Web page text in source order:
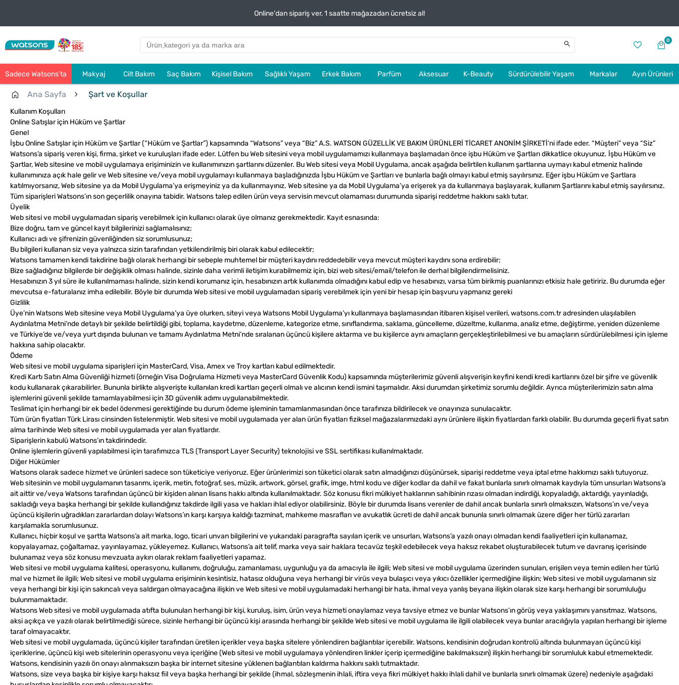
Online'dan sipariş ver, 1 saatte mağazadan ücretsiz al!
0
Sadece Watsons’ta Makyaj Cilt Bakım Saç Bakım Kişisel Bakım Sağlıklı Yaşam Erkek Bakım Parfüm Aksesuar K-Beauty Sürdürülebilir Yaşam Markalar Ayın Ürünleri
Ana Sayfa Şart ve Koşullar
Kullanım Koşulları
Online Satışlar için Hüküm ve Şartlar
Genel
İşbu Online Satışlar için Hüküm ve Şartlar(“Hüküm ve Şartlar”) kapsamında “Watsons” veya “Biz” A.S. WATSON GÜZELLİK VE BAKIM ÜRÜNLERİ TİCARET ANONİM ŞİRKETİ’ni ifade eder. “Müşteri” veya “Siz”
Watsons’a sipariş veren kişi, firma, şirket ve kuruluşları ifade eder. Lütfen bu Web sitesini veya mobil uygulamamızı kullanmaya başlamadan önce işbu Hüküm ve Şartları dikkatlice okuyunuz. İşbu Hüküm ve
Şartlar, Web sitesine ve mobil uygulamaya erişiminizin ve kullanımınızın şartlarını düzenler. Bu Web sitesi veya Mobil Uygulama, ancak aşağıda belirtilen kullanım şartlarına uymayı kabul etmeniz halinde
kullanımınıza açık hale gelir ve Web sitesine ve/veya mobil uygulamayı kullanmaya başladığınızda İşbu Hüküm ve Şartları ve bunlarla bağlı olmayı kabul etmiş sayılırsınız. Eğer işbu Hüküm ve Şartlara
katılmıyorsanız, Web sitesine ya da Mobil Uygulama’ya erişmeyiniz ya da kullanmayınız. Web sitesine ya da Mobil Uygulama’ya erişerek ya da kullanmaya başlayarak, kullanım Şartlarını kabul etmiş sayılırsınız.
Tüm siparişleri Watsons’ın son geçerlilik onayına tabidir. Watsons talep edilen ürün veya servisin mevcut olamaması durumunda siparişi reddetme hakkını saklı tutar.
Üyelik
Web sitesi ve mobil uygulamadan sipariş verebilmek için kullanıcı olarak üye olmanız gerekmektedir. Kayıt esnasında:
Bize doğru, tam ve güncel kayıt bilgilerinizi sağlamalısınız;
Kullanıcı adı ve şifrenizin güvenliğinden siz sorumlusunuz;
Bu bilgileri kullanan siz veya yalnızca sizin tarafından yetkilendirilmiş biri olarak kabul edilecektir;
Watsons tamamen kendi takdirine bağlı olarak herhangi bir sebeple muhtemel bir müşteri kaydını reddedebilir veya mevcut müşteri kaydını sona erdirebilir;
Bize sağladığınız bilgilerde bir değişiklik olması halinde, sizinle daha verimli iletişim kurabilmemiz için, bizi web sitesi/email/telefon ile derhal bilgilendirmelisiniz.
Hesabınızın 3 yıl süre ile kullanılmaması halinde, sizin kendi korumanız için, hesabınızın artık kullanımda olmadığını kabul edip ve hesabınızı, varsa tüm birikmiş puanlarınızı etkisiz hale getiririz. Bu durumda eğer
mevcutsa e-faturalanız imha edilebilir. Böyle bir durumda Web sitesi ve mobil uygulamadan sipariş verebilmek için yeni bir hesap için başvuru yapmanız gereki
Gizlilik
Üye’nin Watsons Web sitesine veya Mobil Uygulama’ya üye olurken, siteyi veya Watsons Mobil Uygulama’yı kullanmaya başlamasından itibaren kişisel verileri, watsons.com.tr adresinden ulaşılabilen
Aydınlatma Metni’nde detaylı bir şekilde belirtildiği gibi, toplama, kaydetme, düzenleme, kategorize etme, sınıflandırma, saklama, güncelleme, düzeltme, kullanma, analiz etme, değiştirme, yeniden düzenleme
ve Türkiye’de ve/veya yurt dışında bulunan ve tamamı Aydınlatma Metni’nde sıralanan üçüncü kişilere aktarma ve bu kişilerce aynı amaçların gerçekleştirilebilmesi ve bu amaçların sürdürülebilmesi için işleme
hakkına sahip olacaktır.
Ödeme
Web sitesi ve mobil uygulama siparişleri için MasterCard, Visa, Amex ve Troy kartları kabul edilmektedir.
Kredi Kartı Satın Alma Güvenliği hizmeti (örneğin Visa Doğrulama Hizmeti veya MasterCard Güvenlik Kodu) kapsamında müşterilerimiz güvenli alışverişin keyfini kendi kredi kartlarını özel bir şifre ve güvenlik
kodu kullanarak çıkarabilirler. Bununla birlikte alışverişte kullanılan kredi kartları geçerli olmalı ve alıcının kendi ismini taşımalıdır. Aksi durumdan şirketimiz sorumlu değildir. Ayrıca müşterilerimizin satın alma
işlemlerini güvenli şekilde tamamlayabilmesi için 3D güvenlik adımı uygulanabilmektedir.
Teslimat için herhangi bir ek bedel ödenmesi gerektiğinde bu durum ödeme işleminin tamamlanmasından önce tarafınıza bildirilecek ve onayınıza sunulacaktır.
Tüm ürün fiyatları Türk Lirası cinsinden listelenmiştir. Web sitesi ve mobil uygulamada yer alan ürün fiyatları fiziksel mağazalarımızdaki aynı ürünlere ilişkin fiyatlardan farklı olabilir. Bu durumda geçerli fiyat satın
alma tarihinde Web sitesi ve mobil uygulamada yer alan fiyatlardır.
Siparişlerin kabulü Watsons’ın takdirindedir.
Online işlemlerin güvenli yapılabilmesi için tarafımızca TLS (Transport Layer Security) teknolojisi ve SSL sertifikası kullanılmaktadır.
Diğer Hükümler
Watsons olarak sadece hizmet ve ürünleri sadece son tüketiciye veriyoruz. Eğer ürünlerimizi son tüketici olarak satın almadığınızı düşünürsek, siparişi reddetme veya iptal etme hakkımızı saklı tutuyoruz.
Web sitesinin ve mobil uygulamanın tasarımı, içerik, metin, fotoğraf, ses, müzik, artwork, görsel, grafik, imge, html kodu ve diğer kodlar da dahil ve fakat bunlarla sınırlı olmamak kaydıyla tüm unsurları Watsons’a
ait aittir ve/veya Watsons tarafından üçüncü bir kişiden alınan lisans hakkı altında kullanılmaktadır. Söz konusu fikri mülkiyet haklarının sahibinin rızası olmadan indirdiği, kopyaladığı, aktardığı, yayınladığı,
sakladığı veya başka herhangi bir şekilde kullandığınız takdirde ilgili yasa ve hakları ihlal ediyor olabilirsiniz. Böyle bir durumda lisans verenler de dahil ancak bunlarla sınırlı olmaksızın, Watsons’ın ve/veya
üçüncü kişilerin uğradıkları zararlardan dolayı Watsons’ın karşı karşıya kaldığı tazminat, mahkeme masrafları ve avukatlık ücreti de dahil ancak bununla sınırlı olmamak üzere diğer her türlü zararları
karşılamakla sorumlusunuz.
Kullanıcı, hiçbir koşul ve şartta Watsons’a ait marka, logo, ticari unvan bilgilerini ve yukarıdaki paragrafta sayılan içerik ve unsurları, Watsons’a yazılı onayı olmadan kendi faaliyetleri için kullanamaz,
kopyalayamaz, çoğaltamaz, yayınlayamaz, yükleyemez. Kullanıcı, Watsons’a ait telif, marka veya sair haklara tecavüz teşkil edebilecek veya haksız rekabet oluşturabilecek tutum ve davranış içerisinde
bulunamaz veya söz konusu mevzuata aykırı olarak reklam faaliyetleri yapamaz.
Web sitesi ve mobil uygulama kalitesi, operasyonu, kullanımı, doğruluğu, zamanlaması, uygunluğu ya da amacıyla ile ilgili; Web sitesi ve mobil uygulama üzerinden sunulan, erişilen veya temin edilen her türlü
mal ve hizmet ile ilgili; Web sitesi ve mobil uygulama erişiminin kesintisiz, hatasız olduğuna veya herhangi bir virüs veya bulaşıcı veya yıkıcı özellikler içermediğine ilişkin; Web sitesi ve mobil uygulamanın siz
veya herhangi bir kişi için sakıncalı veya saldırgan olmayacağına ilişkin ve Web sitesi ve mobil uygulamadaki herhangi bir hata, ihmal veya yanlış beyana ilişkin olarak size karşı herhangi bir sorumluluğu
bulunmamaktadır.
Watsons Web sitesi ve mobil uygulamada atıfta bulunulan herhangi bir kişi, kuruluş, isim, ürün veya hizmeti onaylamaz veya tavsiye etmez ve bunlar Watsons’ın görüş veya yaklaşımını yansıtmaz. Watsons,
aksi açıkça ve yazılı olarak belirtilmediği sürece, sizinle herhangi bir üçüncü kişi arasında herhangi bir şekilde Web sitesi ve mobil uygulama ile ilgili olabilecek veya bunlar aracılığıyla yapılan herhangi bir işleme
taraf olmayacaktır.
Web sitesi ve mobil uygulamada, üçüncü kişiler tarafından üretilen içerikler veya başka sitelere yönlendiren bağlantılar içerebilir. Watsons, kendisinin doğrudan kontrolü altında bulunmayan üçüncü kişi
içeriklerine, üçüncü kişi web sitelerinin operasyonu veya içeriğine (Web sitesi ve mobil uygulamaya yönlendiren linkler içerip içermediğine bakılmaksızın) ilişkin herhangi bir sorumluluk kabul etmemektedir.
Watsons, kendisinin yazılı ön onayı alınmaksızın başka bir internet sitesine yüklenen bağlantıları kaldırma hakkını saklı tutmaktadır.
Watsons, size veya başka bir kişiye karşı haksız fiil veya başka herhangi bir şekilde (ihmal, sözleşmenin ihlali, iftira veya fikri mülkiyet hakkı ihlali dahil ve bunlarla sınırlı olmamak üzere) nedeniyle aşağıdaki